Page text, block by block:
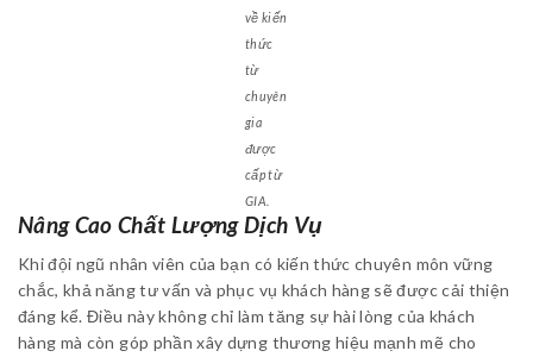
về kiến
thức
từ
chuyên
gia
được
cấp từ
GIA.
Nâng Cao Chất Lượng Dịch Vụ
Khi đội ngũ nhân viên của bạn có kiến thức chuyên môn vững
chắc, khả năng tư vấn và phục vụ khách hàng sẽ được cải thiện
đáng kể. Điều này không chỉ làm tăng sự hài lòng của khách
hàng mà còn góp phần xây dựng thương hiệu mạnh mẽ cho